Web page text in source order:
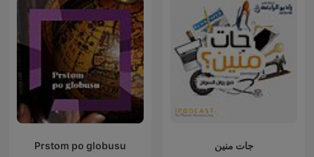
Prstom po globusu جات منين